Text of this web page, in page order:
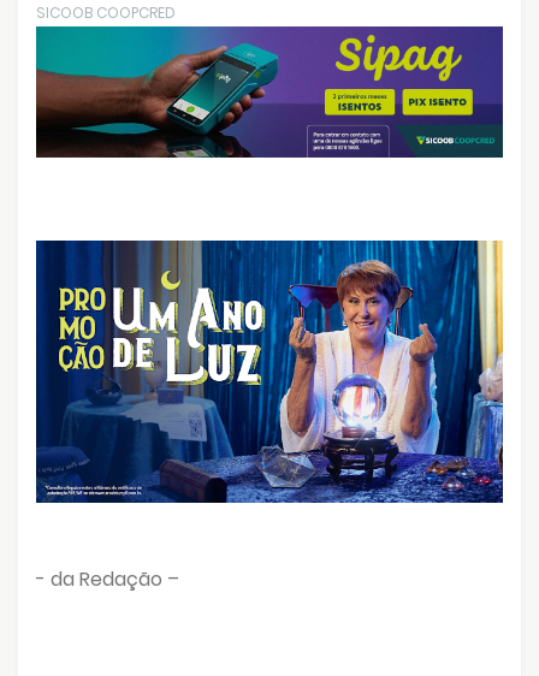
SICOOB COOPCRED
- da Redação –